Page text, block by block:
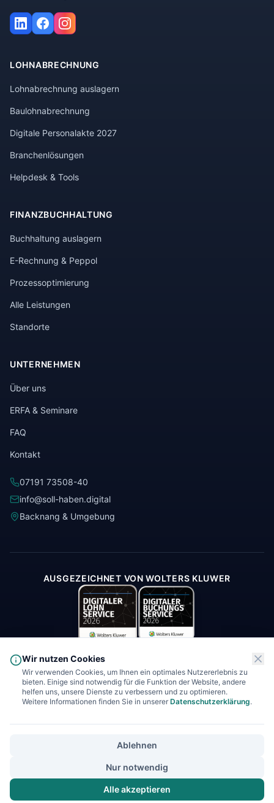
LOHNABRECHNUNG
Lohnabrechnung auslagern
Baulohnabrechnung
Digitale Personalakte 2027
Branchenlösungen
Helpdesk & Tools
FINANZBUCHHALTUNG
Buchhaltung auslagern
E-Rechnung & Peppol
Prozessoptimierung
Alle Leistungen
Standorte
UNTERNEHMEN
Über uns
ERFA & Seminare
FAQ
Kontakt
07191 73508-40
info@soll-haben.digital
Backnang & Umgebung
AUSGEZEICHNET VON WOLTERS KLUWER
* Soll-Haben.digital GmbH erbringt im Bereich Finanzbuchhaltung und
Buchhaltung ausschließlich Leistungen nach § 6 Nr. 3 und Nr. 4 des
Vertretung gegenüber Behörden ist den zugelassenen Steuerberatern
ImpressumDatenschutzAGB
Wir nutzen Cookies
Wir verwenden Cookies, um Ihnen ein optimales Nutzererlebnis zu
bieten. Einige sind notwendig für die Funktion der Website, andere
helfen uns, unsere Dienste zu verbessern und zu optimieren.
Weitere Informationen finden Sie in unserer Datenschutzerklärung.
Ablehnen
Nur notwendig
Alle akzeptieren